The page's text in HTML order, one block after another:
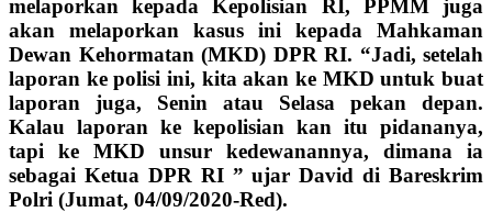
melaporkan kepada Kepolisian RI, PPMM juga
akan melaporkan kasus ini kepada Mahkaman
Dewan Kehormatan (MKD) DPR RI. “Jadi, setelah
laporan ke polisi ini, kita akan ke MKD untuk buat
laporan juga, Senin atau Selasa pekan depan.
Kalau laporan ke kepolisian kan itu pidananya,
tapi ke MKD unsur kedewanannya, dimana ia
sebagai Ketua DPR RI ” ujar David di Bareskrim
Polri (Jumat, 04/09/2020-Red).